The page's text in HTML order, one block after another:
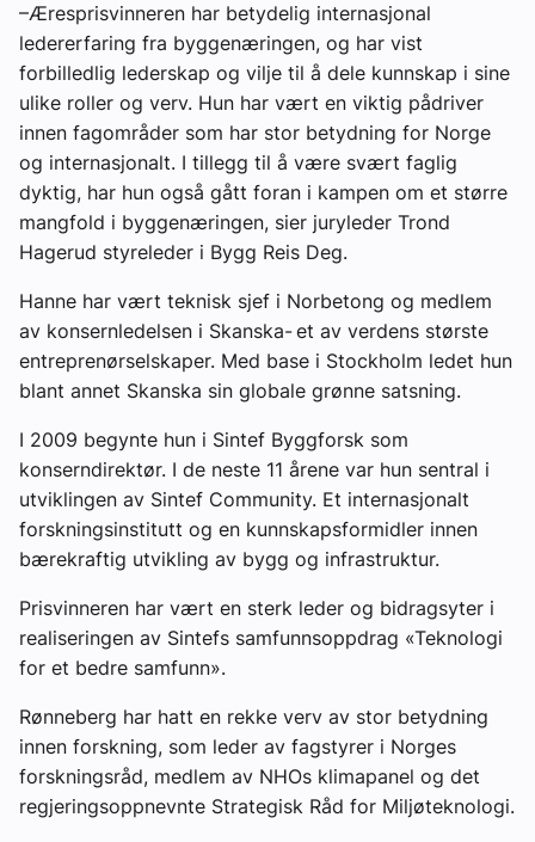
–Æresprisvinneren har betydelig internasjonal
ledererfaring fra byggenæringen, og har vist
forbilledlig lederskap og vilje til å dele kunnskap i sine
ulike roller og verv. Hun har vært en viktig pådriver
innen fagområder som har stor betydning for Norge
og internasjonalt. I tillegg til å være svært faglig
dyktig, har hun også gått foran i kampen om et større
mangfold i byggenæringen, sier juryleder Trond
Hagerud styreleder i Bygg Reis Deg.
Hanne har vært teknisk sjef i Norbetong og medlem
av konsernledelsen i Skanska- et av verdens største
entreprenørselskaper. Med base i Stockholm ledet hun
blant annet Skanska sin globale grønne satsning.
I 2009 begynte hun i Sintef Byggforsk som
konserndirektør. I de neste 11 årene var hun sentral i
utviklingen av Sintef Community. Et internasjonalt
forskningsinstitutt og en kunnskapsformidler innen
bærekraftig utvikling av bygg og infrastruktur.
Prisvinneren har vært en sterk leder og bidragsyter i
realiseringen av Sintefs samfunnsoppdrag «Teknologi
for et bedre samfunn».
Rønneberg har hatt en rekke verv av stor betydning
innen forskning, som leder av fagstyrer i Norges
forskningsråd, medlem av NHOs klimapanel og det
regjeringsoppnevnte Strategisk Råd for Miljøteknologi.